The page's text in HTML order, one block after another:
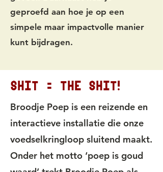
geproefd aan hoe je op een
simpele maar impactvolle manier
kunt bijdragen.
shit = the shit!
Broodje Poep is een reizende en
interactieve installatie die onze
voedselkringloop sluitend maakt.
Onder het motto ‘poep is goud